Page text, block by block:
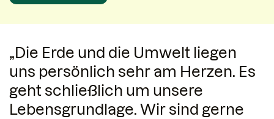
„Die Erde und die Umwelt liegen
uns persönlich sehr am Herzen. Es
geht schließlich um unsere
Lebensgrundlage. Wir sind gerne